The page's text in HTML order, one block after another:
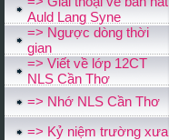
Auld Lang Syne
=> Ngược dòng thời
gian
=> Viết về lớp 12CT
NLS Cần Thơ
=> Nhớ NLS Cần Thơ
=> Kỷ niệm trường xưa